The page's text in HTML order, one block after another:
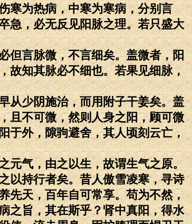
寒为热病，中寒为寒病，分别言
急，必无反见阳脉之理。若只盛大
言脉微，不言细矣。盖微者，阳
故知其脉必不细也。若果见细脉，
少阴施治，而用附子干姜矣。盖
且不可微，然则人身之阳，顾可微
于外，隙驹避舍，其人顷刻云亡，
气，由之以生，故谓生气之原。
以持行者矣。昔人傲雪凌寒，寻诗
先天，百年自可常享。苟为不然，
之旨，其在斯乎？肾中真阳，得水